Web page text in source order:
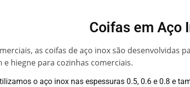
Coifas em Aço
as coifas de aço inox são desenvolvidas
e hiegne para cozinhas comerciais.
o aço inox nas espessuras 0.5, 0.6 e 0.8 e